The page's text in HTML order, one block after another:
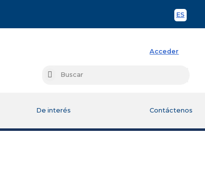
ES
Acceder
Buscar
De interés Contáctenos